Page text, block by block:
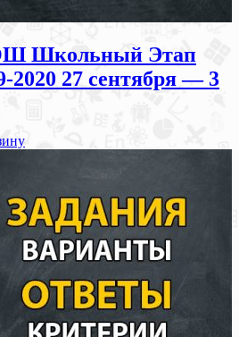
Школьный Этап
2020 27 сентября — 3